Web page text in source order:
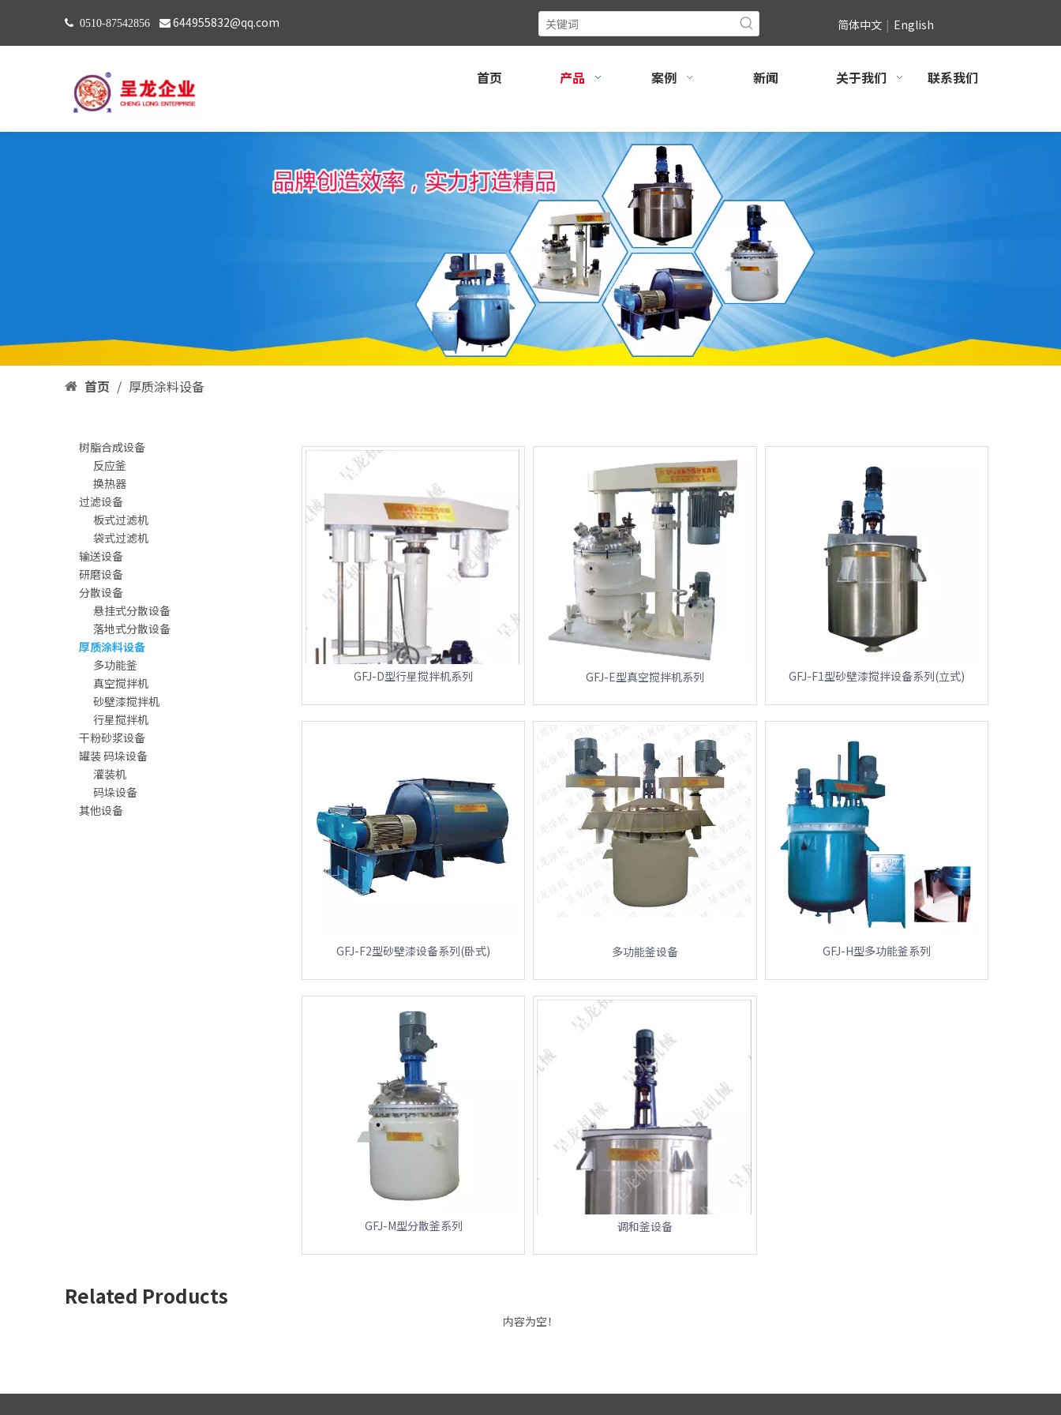
 0510-87542856  644955832@qq.com 简体中文 | English
首页 产品 案例 新闻 关于我们 联系我们
首页 / 厚质涂料设备
树脂合成设备
反应釜
换热器
过滤设备
板式过滤机
袋式过滤机
输送设备
研磨设备
分散设备
悬挂式分散设备
落地式分散设备
厚质涂料设备
多功能釜
真空搅拌机
砂壁漆搅拌机
行星搅拌机
干粉砂浆设备
罐装 码垛设备
灌装机
码垛设备
其他设备
GFJ-D型行星搅拌机系列 GFJ-E型真空搅拌机系列 GFJ-F1型砂壁漆搅拌设备系列(立式)
GFJ-F2型砂壁漆设备系列(卧式) 多功能釜设备 GFJ-H型多功能釜系列
GFJ-M型分散釜系列 调和釜设备
Related Products
内容为空！